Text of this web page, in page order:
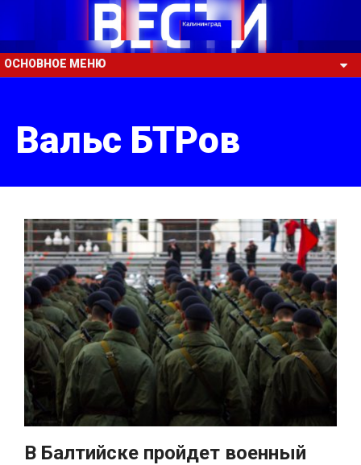
ОСНОВНОЕ МЕНЮ
Вальс БТРов
В Балтийске пройдет военный